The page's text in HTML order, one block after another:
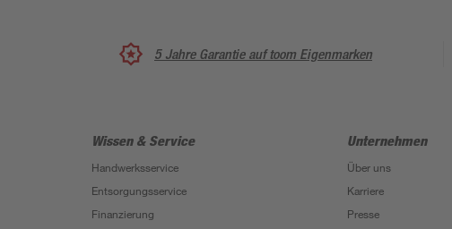
5 Jahre Garantie auf toom Eigenmarken
Wissen & Service
Handwerksservice
Entsorgungsservice
Finanzierung
Unternehmen
Über uns
Karriere
Presse